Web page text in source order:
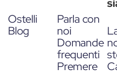
Ostelli
Blog
Parla con
noi
Domande
frequenti
Premere